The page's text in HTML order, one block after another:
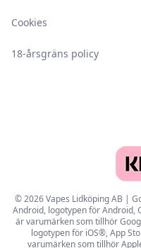
Cookies
18-årsgräns policy
© 2026 Vapes Lidköping AB |
Android, logotypen för Android,
är varumärken som tillhör
logotypen för iOS®, App
varumärken som tillhör